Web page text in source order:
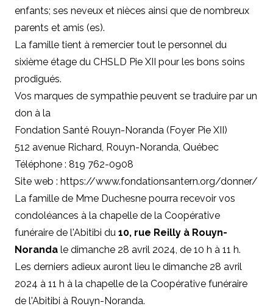
enfants; ses neveux et nièces ainsi que de nombreux
parents et amis (es).
La famille tient à remercier tout le personnel du
sixième étage du CHSLD Pie XII pour les bons soins
prodigués.
Vos marques de sympathie peuvent se traduire par un
don à la
Fondation Santé Rouyn-Noranda (Foyer Pie XII)
512 avenue Richard, Rouyn-Noranda, Québec
Téléphone : 819 762-0908
Site web : https://www.fondationsantern.org/donner/
La famille de Mme Duchesne pourra recevoir vos
condoléances à la chapelle de la Coopérative
funéraire de l'Abitibi du 10, rue Reilly à Rouyn-
Noranda le dimanche 28 avril 2024, de 10 h à 11 h.
Les derniers adieux auront lieu le dimanche 28 avril
2024 à 11 h à la chapelle de la Coopérative funéraire
de l'Abitibi à Rouyn-Noranda.